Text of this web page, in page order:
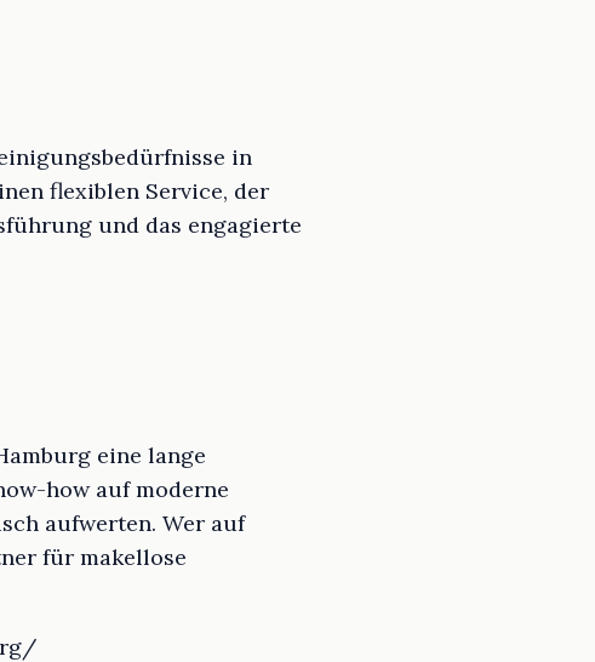
in
flexiblen Service, der
und das engagierte
eine lange
how auf moderne
aufwerten. Wer auf
für makellose